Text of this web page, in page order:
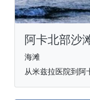
阿卡北部沙
海滩
从米兹拉医院到阿